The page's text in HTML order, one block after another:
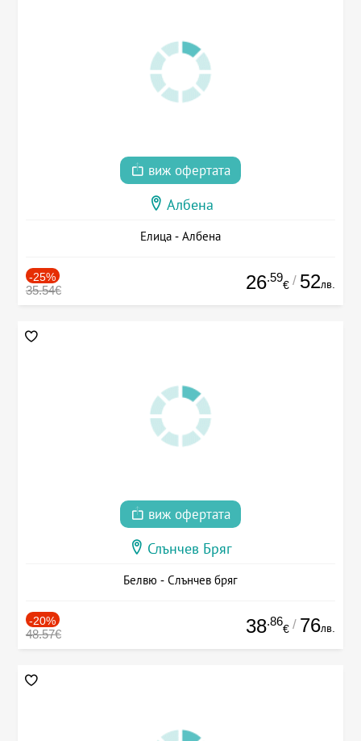
виж офертата
Албена
Елица - Албена
-25%
35.54€ 26.59
€ / 52лв.
виж офертата
Слънчев Бряг
Белвю - Слънчев бряг
-20%
48.57€ 38.86
€ / 76лв.